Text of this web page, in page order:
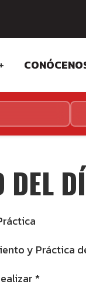
+
EQUIPO
DEL
y Práctica
*